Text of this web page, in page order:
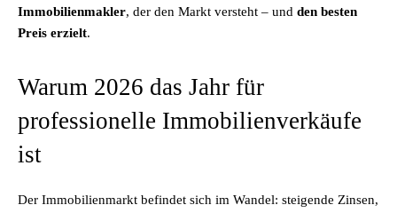
Immobilienmakler, der den Markt versteht – und den besten
Preis erzielt.
Warum 2026 das Jahr für
professionelle Immobilienverkäufe
ist
Der Immobilienmarkt befindet sich im Wandel: steigende Zinsen,